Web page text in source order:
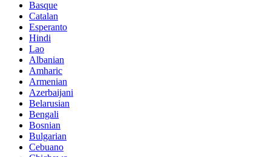
Basque
Catalan
Esperanto
Hindi
Lao
Albanian
Amharic
Armenian
Azerbaijani
Belarusian
Bengali
Bosnian
Bulgarian
Cebuano